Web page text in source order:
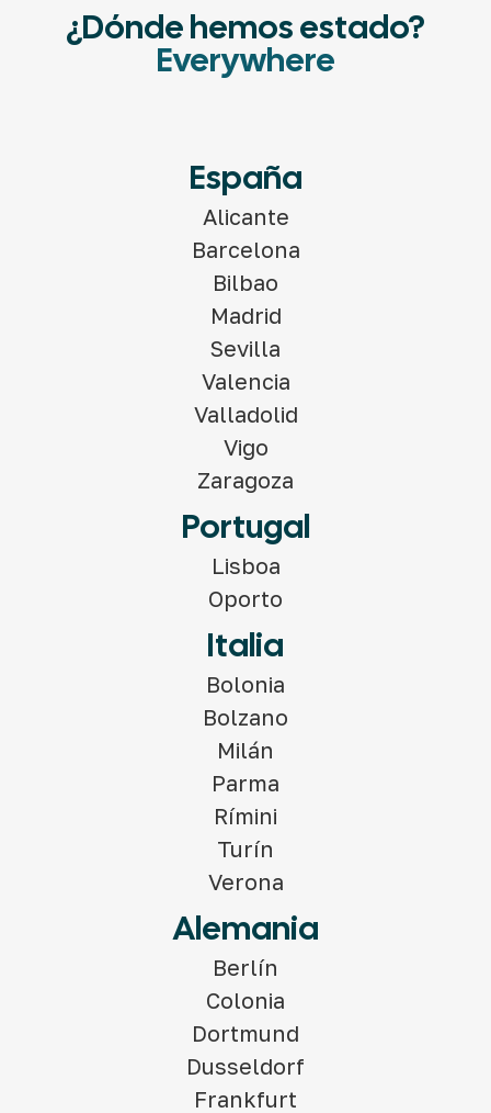
¿Dónde hemos estado?
Everywhere
España
Alicante
Barcelona
Bilbao
Madrid
Sevilla
Valencia
Valladolid
Vigo
Zaragoza
Portugal
Lisboa
Oporto
Italia
Bolonia
Bolzano
Milán
Parma
Rímini
Turín
Verona
Alemania
Berlín
Colonia
Dortmund
Dusseldorf
Frankfurt